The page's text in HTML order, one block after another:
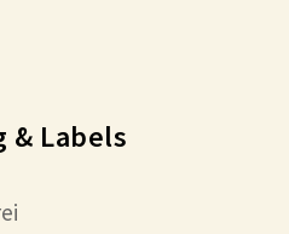
& Labels